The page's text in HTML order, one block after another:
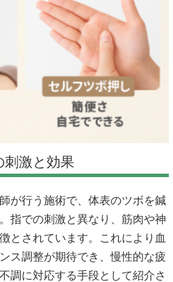
刺激と効果
が行う施術で、体表のツボを鍼
指での刺激と異なり、筋肉や神
とされています。これにより血
ス調整が期待でき、慢性的な疲
調に対応する手段として紹介さ